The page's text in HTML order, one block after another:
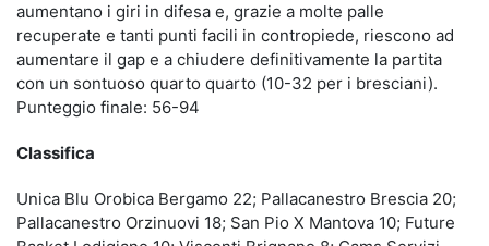
aumentano i giri in difesa e, grazie a molte palle
recuperate e tanti punti facili in contropiede, riescono ad
aumentare il gap e a chiudere definitivamente la partita
con un sontuoso quarto quarto (10-32 per i bresciani).
Punteggio finale: 56-94
Classifica
Unica Blu Orobica Bergamo 22; Pallacanestro Brescia 20;
Pallacanestro Orzinuovi 18; San Pio X Mantova 10; Future